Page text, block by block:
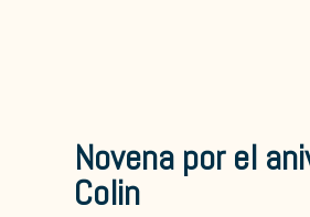
Novena por el
Colin